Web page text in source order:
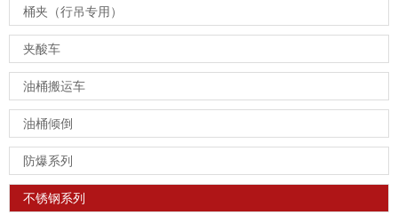
桶夹（行吊专用）
夹酸车
油桶搬运车
油桶倾倒
防爆系列
不锈钢系列